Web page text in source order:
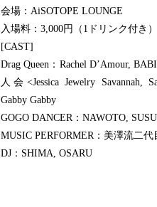
会場：AiSOTOPE LOUNGE
入場料：3,000円（1ドリンク付き
[CAST]
Drag Queen：Rachel D’Amour,
人会<Jessica Jewelry Savannah,
Gabby Gabby
GOGO DANCER：NAWOTO,
MUSIC PERFORMER：美澤流二
DJ：SHIMA, OSARU